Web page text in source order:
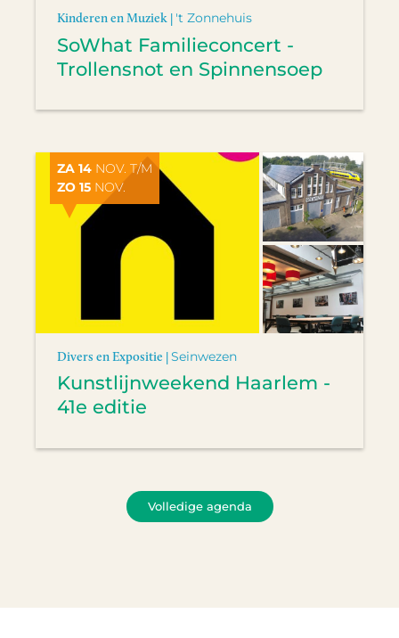
Kinderen en Muziek | 't Zonnehuis
SoWhat Familieconcert -
Trollensnot en Spinnensoep
ZA 14 NOV. T/M
ZO 15 NOV.
Divers en Expositie |Seinwezen
Kunstlijnweekend Haarlem -
41e editie
Volledige agenda